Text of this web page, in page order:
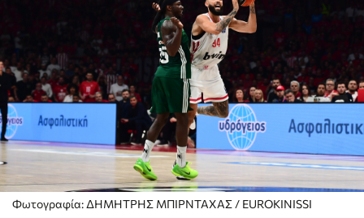
Φωτογραφία: ΔΗΜΗΤΡΗΣ ΜΠΙΡΝΤΑΧΑΣ / EUROKINISSI